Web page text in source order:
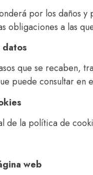
por los daños
obligaciones a las
datos
que se recaben,
puede consultar en
de la política de
web